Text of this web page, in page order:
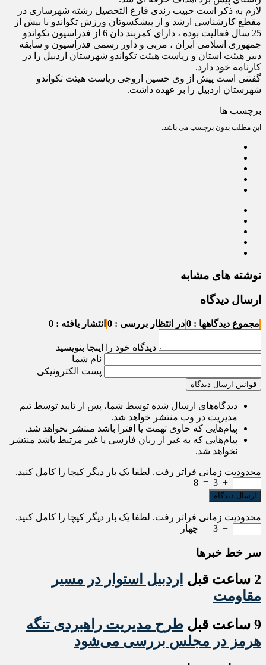
لازم به ذکر است حبیب زندی فارغ التحصیل رشته شهرسازی در
مقطع کارشناسی ارشد و از پیشکسوتان ورزش تکواندو با بیش از
25 سال فعالیت بوده ، دارای کمربند دان 6 از فدراسیون تکواندو
جمهوری اسلامی ایران ، مربی و داور رسمی فدراسیون و سابقه
دبیر هیئت استان و ریاست هیئت تکواندو شهرستان اردبیل را در
کارنامه خود دارد.
گفتنی است پیش از وی حسین اروجی ریاست هیئت تکواندو
شهرستان اردبیل را بر عهده داشت.
برچسب ها
این مطلب بدون برچسب می باشد.
نوشته های مشابه
ارسال دیدگاه
مجموع دیدگاهها : 0 در انتظار بررسی : 0 انتشار یافته : 0
دیدگاه خود را اینجا بنویسید
نام شما
پست الکترونیکی
قوانین ارسال دیدگاه
دیدگاه‌های ارسال شده توسط شما، پس از تایید توسط تیم
مدیریت در وب منتشر خواهد شد.
پیام‌هایی که حاوی تهمت یا افترا باشد منتشر نخواهد شد.
پیام‌هایی که به غیر از زبان فارسی یا غیر مرتبط باشد منتشر
نخواهد شد.
محدودیت زمانی فراتر رفت. لطفا یک بار دیگر کپچا را کامل کنید.
+
3
=
8
محدودیت زمانی فراتر رفت. لطفا یک بار دیگر کپچا را کامل کنید.
−
3
= چهار
سر خط خبرها
2 ساعت قبل
اردبیل استوار در مسیر
مقاومت
9 ساعت قبل
طرح مدیریت راهبردی تنگه
هرمز در مجلس بررسی می‌شود